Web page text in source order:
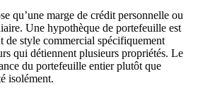
qu’une marge de crédit personnelle ou
Une hypothèque de portefeuille est
de style commercial spécifiquement
qui détiennent plusieurs propriétés. Le
du portefeuille entier plutôt que
isolément.